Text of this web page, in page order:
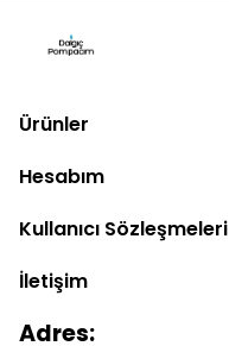
Ürünler
Hesabım
Kullanıcı Sözleşmeleri
İletişim
Adres: